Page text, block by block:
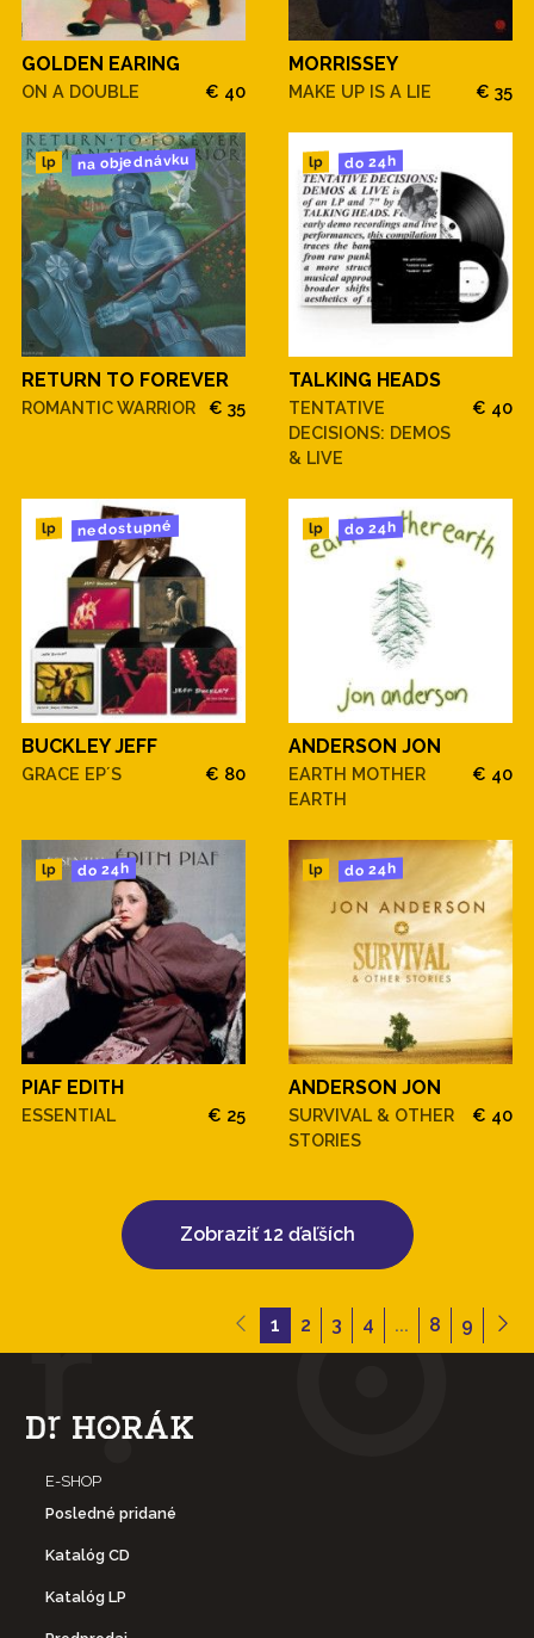
GOLDEN EARING
ON A DOUBLE € 40
MORRISSEY
MAKE UP IS A LIE € 35
lp na objednávku
RETURN TO FOREVER
ROMANTIC WARRIOR € 35
lp do 24h
TALKING HEADS
TENTATIVE
DECISIONS: DEMOS
& LIVE
€ 40
lp nedostupné
BUCKLEY JEFF
GRACE EP´S € 80
lp do 24h
ANDERSON JON
EARTH MOTHER
EARTH
€ 40
lp do 24h
PIAF EDITH
ESSENTIAL € 25
lp do 24h
ANDERSON JON
SURVIVAL & OTHER
STORIES
€ 40
Zobraziť 12 ďaľších
1 2 3 4 ... 8 9
E-SHOP
Posledné pridané
Katalóg CD
Katalóg LP